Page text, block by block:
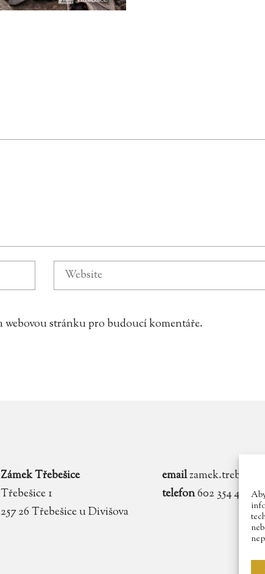
webovou stránku pro budoucí komentáře.
Zámek Třebešice
Třebešice 1
257 26 Třebešice u Divišova
email
telefon602 354 467